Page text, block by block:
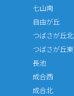
七山南
自由が丘
つばさが丘北
つばさが丘東
長池
成合西
成合北